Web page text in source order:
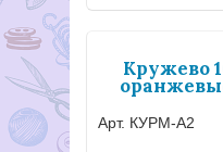
Кружево
Арт. КУРМ-А2